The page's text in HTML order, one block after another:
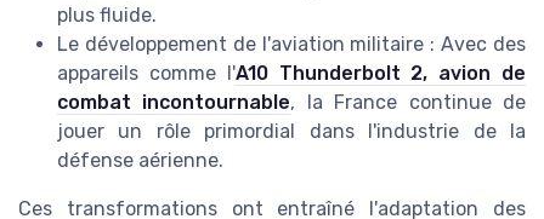
plus fluide.
Le développement de l'aviation militaire : Avec des
appareils comme l'A10 Thunderbolt 2, avion de
combat incontournable, la France continue de
jouer un rôle primordial dans l'industrie de la
défense aérienne.
Ces transformations ont entraîné l'adaptation des